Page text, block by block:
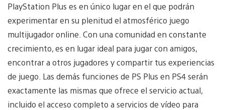
PlayStation Plus es en único lugar en el que podrán
experimentar en su plenitud el atmosférico juego
multijugador online. Con una comunidad en constante
crecimiento, es en lugar ideal para jugar con amigos,
encontrar a otros jugadores y compartir tus experiencias
de juego. Las demás funciones de PS Plus en PS4 serán
exactamente las mismas que ofrece el servicio actual,
incluido el acceso completo a servicios de vídeo para